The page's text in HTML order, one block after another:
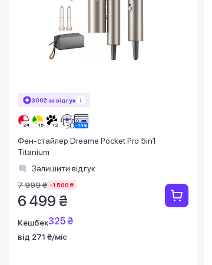
300₴ за відгук
Фен-стайлер Dreame Pocket Pro 5in1
Titanium
Залишити відгук
7 999 ₴ -1 500 ₴
6 499 ₴
Кешбек325 ₴
від 271 ₴/міс